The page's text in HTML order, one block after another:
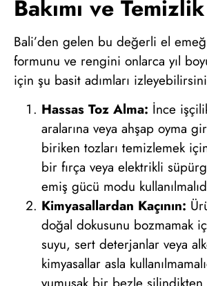
Bakımı ve
Bali’den gelen bu değerli el
formunu ve rengini onlarca yıl
için şu basit adımları
Hassas Toz Alma: İnce
aralarına veya ahşap oyma
biriken tozları temizlemek
bir fırça veya elektrikli
emiş gücü modu
Kimyasallardan Kaçının:
doğal dokusunu bozmamak
suyu, sert deterjanlar veya
kimyasallar asla